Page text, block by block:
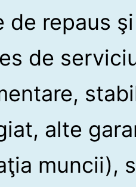
de repaus
de
alte
muncii),